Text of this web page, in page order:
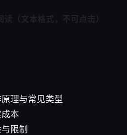
理与常见类型
本
限制